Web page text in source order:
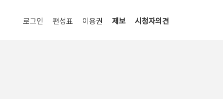
로그인 편성표 이용권 제보 시청자의견